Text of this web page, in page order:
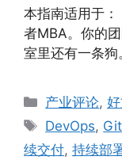
本指南适用于
者MBA。你的
室里还有一条
Categories
产业评论,
Tags
DevOps, Git
续交付, 持续部